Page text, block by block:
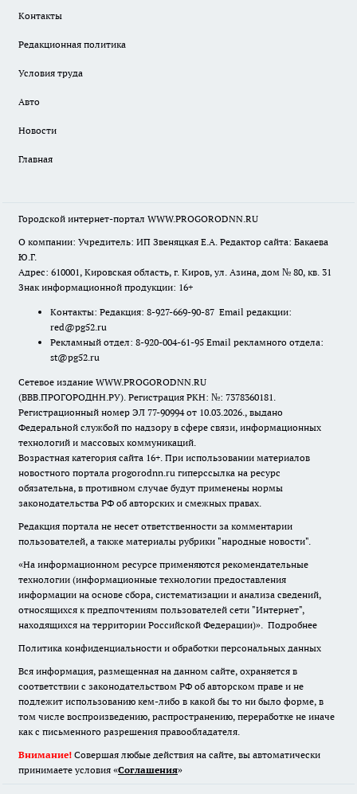
Контакты
Редакционная политика
Условия труда
Авто
Новости
Главная
Городской интернет-портал WWW.PROGORODNN.RU
О компании: Учредитель: ИП Звеняцкая Е.А. Редактор сайта: Бакаева
Ю.Г.
Адрес: 610001, Кировская область, г. Киров, ул. Азина, дом № 80, кв. 31
Знак информационной продукции: 16+
Контакты: Редакция: 8-927-669-90-87 Email редакции:
red@pg52.ru
Рекламный отдел: 8-920-004-61-95 Email рекламного отдела:
st@pg52.ru
Сетевое издание WWW.PROGORODNN.RU
(ВВВ.ПРОГОРОДНН.РУ). Регистрация РКН: №: 7378360181.
Регистрационный номер ЭЛ 77-90994 от 10.03.2026., выдано
Федеральной службой по надзору в сфере связи, информационных
технологий и массовых коммуникаций.
Возрастная категория сайта 16+. При использовании материалов
новостного портала progorodnn.ru гиперссылка на ресурс
обязательна, в противном случае будут применены нормы
законодательства РФ об авторских и смежных правах.
Редакция портала не несет ответственности за комментарии
пользователей, а также материалы рубрики "народные новости".
«На информационном ресурсе применяются рекомендательные
технологии (информационные технологии предоставления
информации на основе сбора, систематизации и анализа сведений,
относящихся к предпочтениям пользователей сети "Интернет",
находящихся на территории Российской Федерации)». Подробнее
Политика конфиденциальности и обработки персональных данных
Вся информация, размещенная на данном сайте, охраняется в
соответствии с законодательством РФ об авторском праве и не
подлежит использованию кем-либо в какой бы то ни было форме, в
том числе воспроизведению, распространению, переработке не иначе
как с письменного разрешения правообладателя.
Внимание! Совершая любые действия на сайте, вы автоматически
принимаете условия «Cоглашения»